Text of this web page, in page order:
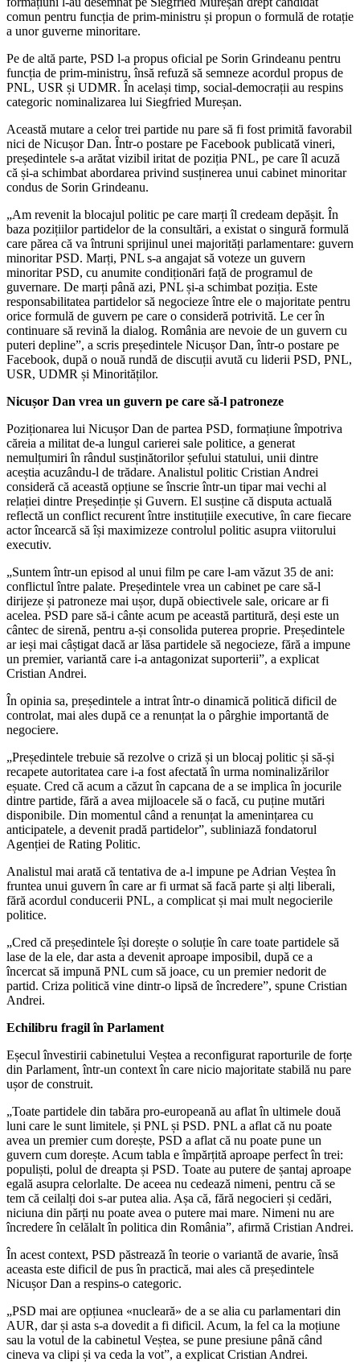
comun pentru funcția de prim-ministru și propun o formulă de rotație
a unor guverne minoritare.
Pe de altă parte, PSD l-a propus oficial pe Sorin Grindeanu pentru
funcția de prim-ministru, însă refuză să semneze acordul propus de
PNL, USR și UDMR. În același timp, social-democrații au respins
categoric nominalizarea lui Siegfried Mureșan.
Această mutare a celor trei partide nu pare să fi fost primită favorabil
nici de Nicușor Dan. Într-o postare pe Facebook publicată vineri,
președintele s-a arătat vizibil iritat de poziția PNL, pe care îl acuză
că și-a schimbat abordarea privind susținerea unui cabinet minoritar
condus de Sorin Grindeanu.
„Am revenit la blocajul politic pe care marți îl credeam depășit. În
baza pozițiilor partidelor de la consultări, a existat o singură formulă
care părea că va întruni sprijinul unei majorități parlamentare: guvern
minoritar PSD. Marți, PNL s-a angajat să voteze un guvern
minoritar PSD, cu anumite condiționări față de programul de
guvernare. De marți până azi, PNL și-a schimbat poziția. Este
responsabilitatea partidelor să negocieze între ele o majoritate pentru
orice formulă de guvern pe care o consideră potrivită. Le cer în
continuare să revină la dialog. România are nevoie de un guvern cu
puteri depline”, a scris președintele Nicușor Dan, într-o postare pe
Facebook, după o nouă rundă de discuții avută cu liderii PSD, PNL,
USR, UDMR și Minorităților.
Nicușor Dan vrea un guvern pe care să-l patroneze
Poziționarea lui Nicușor Dan de partea PSD, formațiune împotriva
căreia a militat de-a lungul carierei sale politice, a generat
nemulțumiri în rândul susținătorilor șefului statului, unii dintre
aceștia acuzându-l de trădare. Analistul politic Cristian Andrei
consideră că această opțiune se înscrie într-un tipar mai vechi al
relației dintre Președinție și Guvern. El susține că disputa actuală
reflectă un conflict recurent între instituțiile executive, în care fiecare
actor încearcă să își maximizeze controlul politic asupra viitorului
executiv.
„Suntem într-un episod al unui film pe care l-am văzut 35 de ani:
conflictul între palate. Președintele vrea un cabinet pe care să-l
dirijeze și patroneze mai ușor, după obiectivele sale, oricare ar fi
acelea. PSD pare să-i cânte acum pe această partitură, deși este un
cântec de sirenă, pentru a-și consolida puterea proprie. Președintele
ar ieși mai câștigat dacă ar lăsa partidele să negocieze, fără a impune
un premier, variantă care i-a antagonizat suporterii”, a explicat
Cristian Andrei.
În opinia sa, președintele a intrat într-o dinamică politică dificil de
controlat, mai ales după ce a renunțat la o pârghie importantă de
negociere.
„Președintele trebuie să rezolve o criză și un blocaj politic și să-și
recapete autoritatea care i-a fost afectată în urma nominalizărilor
eșuate. Cred că acum a căzut în capcana de a se implica în jocurile
dintre partide, fără a avea mijloacele să o facă, cu puține mutări
disponibile. Din momentul când a renunțat la amenințarea cu
anticipatele, a devenit pradă partidelor”, subliniază fondatorul
Agenției de Rating Politic.
Analistul mai arată că tentativa de a-l impune pe Adrian Veștea în
fruntea unui guvern în care ar fi urmat să facă parte și alți liberali,
fără acordul conducerii PNL, a complicat și mai mult negocierile
politice.
„Cred că președintele își dorește o soluție în care toate partidele să
lase de la ele, dar asta a devenit aproape imposibil, după ce a
încercat să impună PNL cum să joace, cu un premier nedorit de
partid. Criza politică vine dintr-o lipsă de încredere”, spune Cristian
Andrei.
Echilibru fragil în Parlament
Eșecul învestirii cabinetului Veștea a reconfigurat raporturile de forțe
din Parlament, într-un context în care nicio majoritate stabilă nu pare
ușor de construit.
„Toate partidele din tabăra pro-europeană au aflat în ultimele două
luni care le sunt limitele, și PNL și PSD. PNL a aflat că nu poate
avea un premier cum dorește, PSD a aflat că nu poate pune un
guvern cum dorește. Acum tabla e împărțită aproape perfect în trei:
populiști, polul de dreapta și PSD. Toate au putere de șantaj aproape
egală asupra celorlalte. De aceea nu cedează nimeni, pentru că se
tem că ceilalți doi s-ar putea alia. Așa că, fără negocieri și cedări,
niciuna din părți nu poate avea o putere mai mare. Nimeni nu are
încredere în celălalt în politica din România”, afirmă Cristian Andrei.
În acest context, PSD păstrează în teorie o variantă de avarie, însă
aceasta este dificil de pus în practică, mai ales că președintele
Nicușor Dan a respins-o categoric.
„PSD mai are opțiunea «nucleară» de a se alia cu parlamentari din
AUR, dar și asta s-a dovedit a fi dificil. Acum, la fel ca la moțiune
sau la votul de la cabinetul Veștea, se pune presiune până când
cineva va clipi și va ceda la vot”, a explicat Cristian Andrei.